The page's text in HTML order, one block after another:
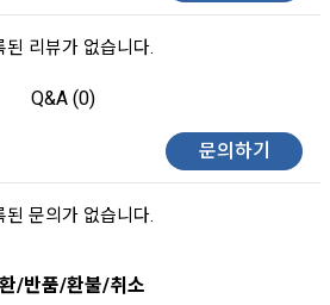
된 리뷰가 없습니다.
Q&A (0)
문의하기
된 문의가 없습니다.
/반품/환불/취소